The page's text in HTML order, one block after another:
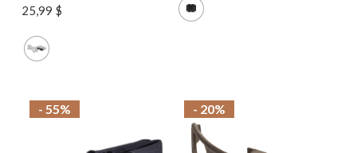
25,99 $
- 55% - 20%